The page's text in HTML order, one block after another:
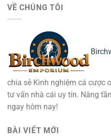
VỀ CHÚNG TÔI
chia sẻ Kinh nghiệm cá cược
tư vấn nhà cái uy tín. Nâng
ngay hôm nay!
BÀI VIẾT MỚI